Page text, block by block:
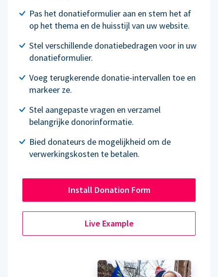
Pas het donatieformulier aan en stem het af
op het thema en de huisstijl van uw website.
Stel verschillende donatiebedragen voor in uw
donatieformulier.
Voeg terugkerende donatie-intervallen toe en
markeer ze.
Stel aangepaste vragen en verzamel
belangrijke donorinformatie.
Bied donateurs de mogelijkheid om de
verwerkingskosten te betalen.
Install Donation Form
Live Example